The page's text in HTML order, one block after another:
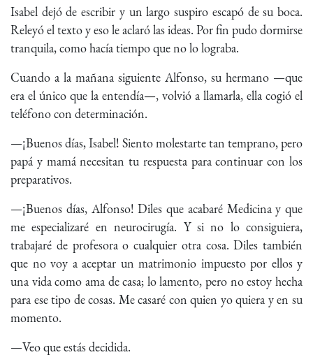
Isabel dejó de escribir y un largo suspiro escapó de su boca.
Releyó el texto y eso le aclaró las ideas. Por fin pudo dormirse
tranquila, como hacía tiempo que no lo lograba.
Cuando a la mañana siguiente Alfonso, su hermano —que
era el único que la entendía—, volvió a llamarla, ella cogió el
teléfono con determinación.
—¡Buenos días, Isabel! Siento molestarte tan temprano, pero
papá y mamá necesitan tu respuesta para continuar con los
preparativos.
—¡Buenos días, Alfonso! Diles que acabaré Medicina y que
me especializaré en neurocirugía. Y si no lo consiguiera,
trabajaré de profesora o cualquier otra cosa. Diles también
que no voy a aceptar un matrimonio impuesto por ellos y
una vida como ama de casa; lo lamento, pero no estoy hecha
para ese tipo de cosas. Me casaré con quien yo quiera y en su
momento.
—Veo que estás decidida.